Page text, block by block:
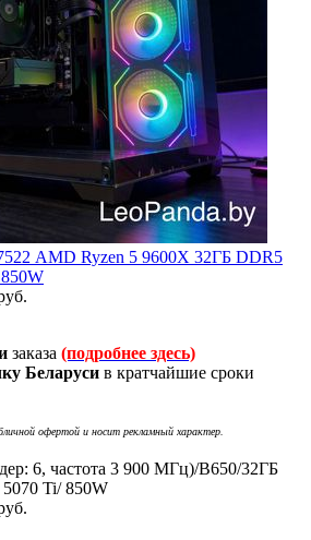
AMD Ryzen 5 9600X 32ГБ DDR5
заказа (подробнее здесь)
Беларуси в кратчайшие сроки
офертой и носит рекламный характер.
6, частота 3 900 МГц)/B650/32ГБ
Ti/ 850W